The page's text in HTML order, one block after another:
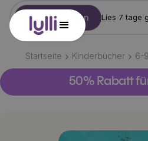
Konto erstellen Lies 7 tage
Startseite Kinderbücher 6-9
50% Rabatt